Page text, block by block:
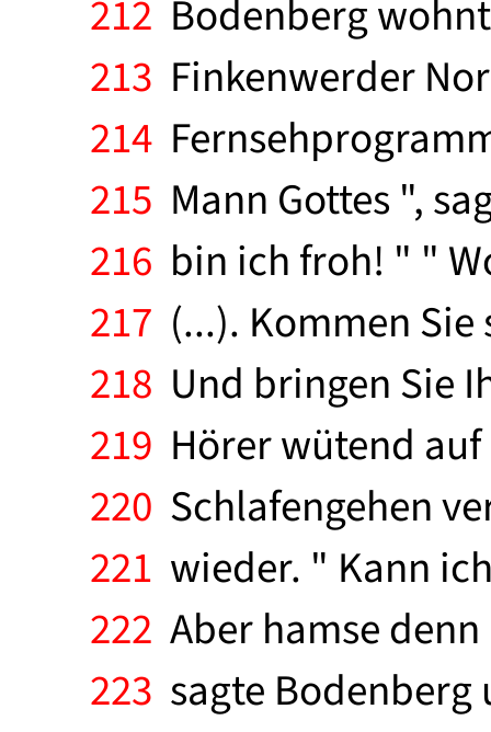
212 Bodenberg
213 Finkenwerder
214
215 Mann Gottes ",
216 bin ich froh! " "
217 (...). Kommen
218 Und bringen Sie
219 Hörer wütend
220 Schlafengehen
221 wieder. " Kann
222 Aber hamse
223 sagte Bodenberg